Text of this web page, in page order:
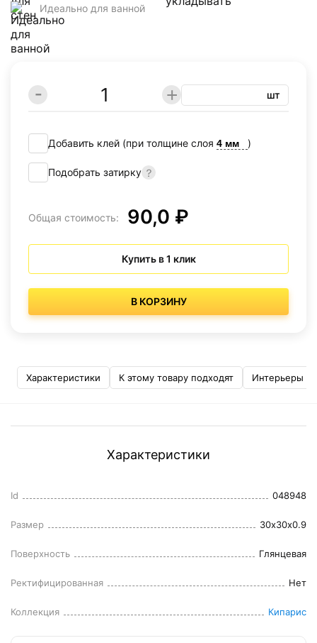
Идеально для ванной
шт
Добавить клей (при толщине слоя )
Подобрать затирку
Общая стоимость: 90,0 ₽
Купить в 1 клик
В КОРЗИНУ
Характеристики К этому товару подходят Интерьеры
Характеристики
Id 048948
Размер 30x30x0.9
Поверхность Глянцевая
Ректифицированная Нет
Коллекция Кипарис